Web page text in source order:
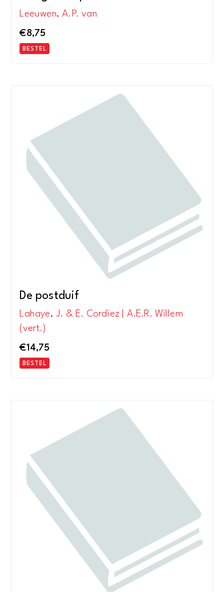
Leeuwen, A.P. van
€8,75
BESTEL
De postduif
Lahaye, J. & E. Cordiez | A.E.R. Willem
(vert.)
€14,75
BESTEL